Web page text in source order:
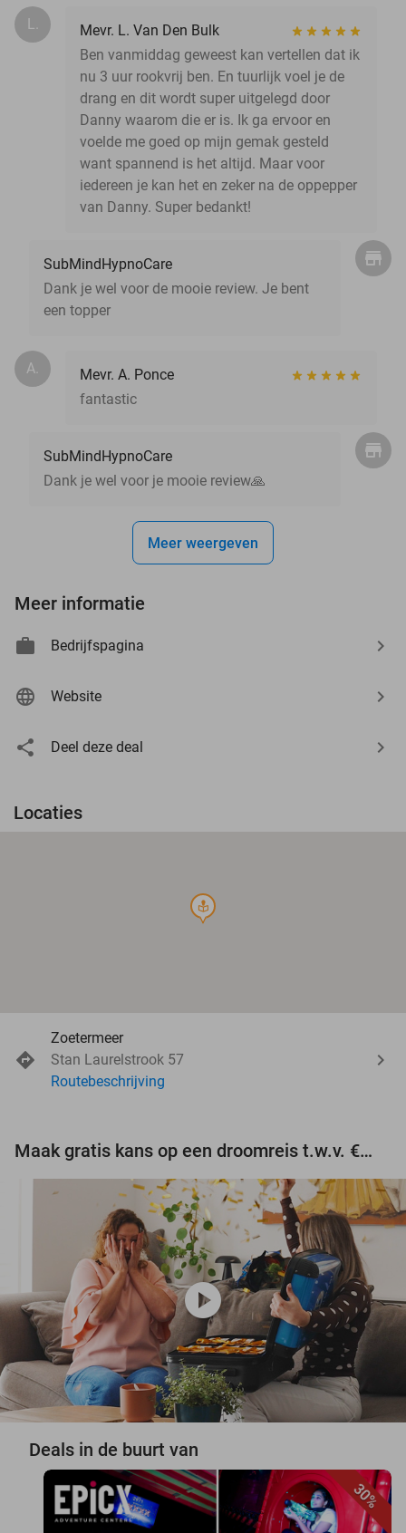
L.
Mevr. L. Van Den Bulk
Ben vanmiddag geweest kan vertellen dat ik
nu 3 uur rookvrij ben. En tuurlijk voel je de
drang en dit wordt super uitgelegd door
Danny waarom die er is. Ik ga ervoor en
voelde me goed op mijn gemak gesteld
want spannend is het altijd. Maar voor
iedereen je kan het en zeker na de oppepper
van Danny. Super bedankt!
SubMindHypnoCare
Dank je wel voor de mooie review. Je bent
een topper
A.
Mevr. A. Ponce
fantastic
SubMindHypnoCare
Dank je wel voor je mooie review🙏
Meer weergeven
Meer informatie
Bedrijfspagina
Website
Deel deze deal
Locaties
course
Zoetermeer
Stan Laurelstrook 57
Routebeschrijving
Maak gratis kans op een droomreis t.w.v. €3.000!
play_circle
Deals in de buurt van
30%